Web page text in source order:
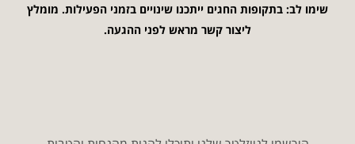
שימו לב: בתקופות החגים ייתכנו שינויים בזמני הפעילות. מומלץ
ליצור קשר מראש לפני ההגעה.